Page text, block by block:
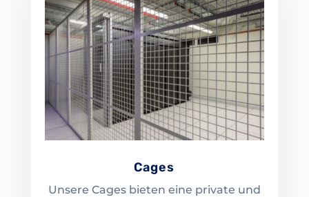
Cages
Unsere Cages bieten eine private und